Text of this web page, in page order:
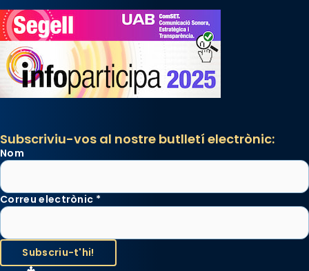
Subscriviu-vos al nostre butlletí electrònic:
Nom
Correu electrònic *